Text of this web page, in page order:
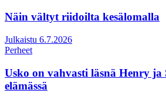
Näin vältyt riidoilta kesälomalla
Julkaistu 6.7.2026
Perheet
Usko on vahvasti läsnä Henry ja
elämässä